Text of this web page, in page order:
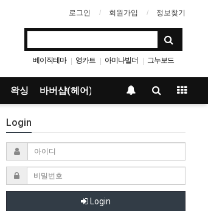
로그인 회원가입 정보찾기
베이직테마 | 영카트 | 아미나빌더 | 그누보드
왁싱 바버샵(헤어)
Login
Login